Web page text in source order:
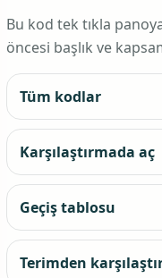
Bu kod tek tıkla
öncesi başlık ve
Tüm kodlar
Karşılaştırmada aç
Geçiş tablosu
Terimden